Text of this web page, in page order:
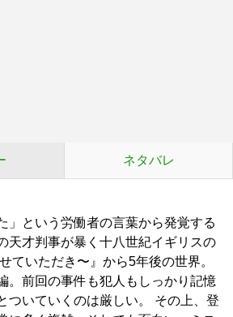
ネタバレ
」という労働者の言葉から発覚する
天才判事が暴く十八世紀イギリスの
ていただき〜』から5年後の世界。
。前回の事件も犯人もしっかり記憶
ついていくのは厳しい。 その上、登